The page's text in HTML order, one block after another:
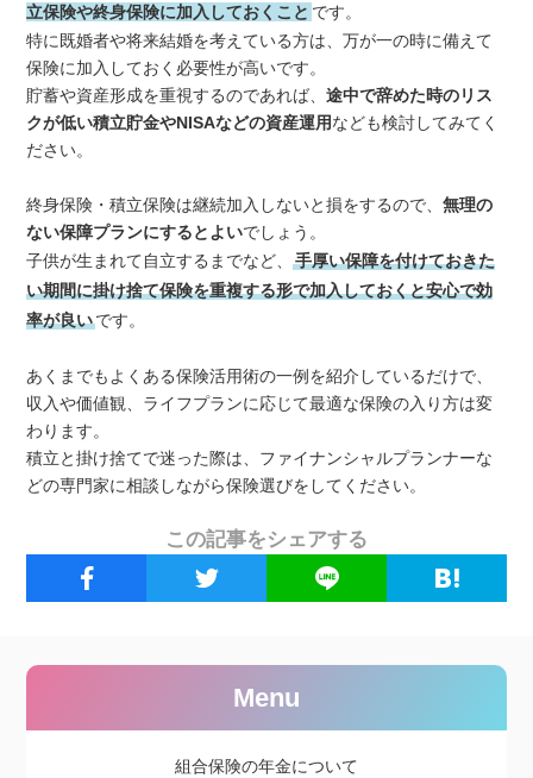
立保険や終身保険に加入しておくこと です。
特に既婚者や将来結婚を考えている方は、万が一の時に備えて
保険に加入しておく必要性が高いです。
貯蓄や資産形成を重視するのであれば、途中で辞めた時のリス
クが低い積立貯金やNISAなどの資産運用なども検討してみてく
ださい。
終身保険・積立保険は継続加入しないと損をするので、無理の
ない保障プランにするとよいでしょう。
子供が生まれて自立するまでなど、手厚い保障を付けておきた
い期間に掛け捨て保険を重複する形で加入しておくと安心で効
率が良いです。
あくまでもよくある保険活用術の一例を紹介しているだけで、
収入や価値観、ライフプランに応じて最適な保険の入り方は変
わります。
積立と掛け捨てで迷った際は、ファイナンシャルプランナーな
どの専門家に相談しながら保険選びをしてください。
この記事をシェアする
Menu
組合保険の年金について